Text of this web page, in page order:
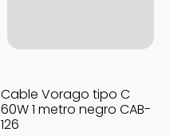
Cable Vorago tipo C
60W 1 metro negro CAB-
126